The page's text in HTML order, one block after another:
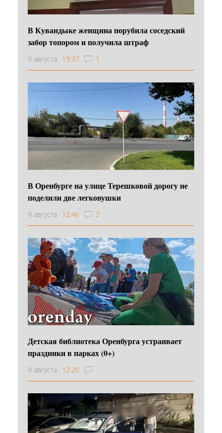
В Кувандыке женщина порубила соседский
забор топором и получила штраф
9 августа 13:37 1
В Оренбурге на улице Терешковой дорогу не
поделили две легковушки
9 августа 12:46 2
Детская библиотека Оренбурга устраивает
праздники в парках (0+)
9 августа 12:20